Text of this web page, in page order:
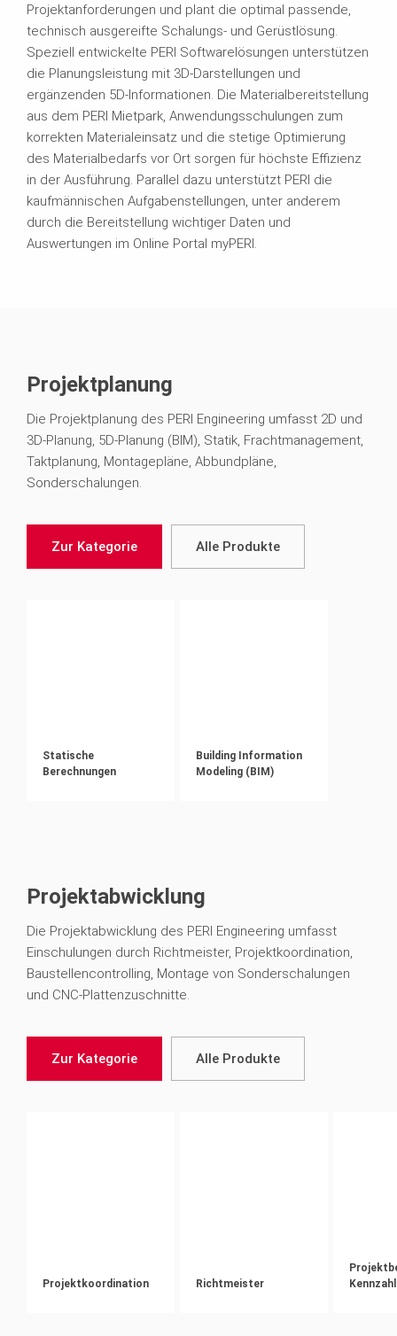
Projektanforderungen und plant die optimal passende,
technisch ausgereifte Schalungs- und Gerüstlösung.
Speziell entwickelte PERI Softwarelösungen unterstützen
die Planungsleistung mit 3D-Darstellungen und
ergänzenden 5D-Informationen. Die Materialbereitstellung
aus dem PERI Mietpark, Anwendungsschulungen zum
korrekten Materialeinsatz und die stetige Optimierung
des Materialbedarfs vor Ort sorgen für höchste Effizienz
in der Ausführung. Parallel dazu unterstützt PERI die
kaufmännischen Aufgabenstellungen, unter anderem
durch die Bereitstellung wichtiger Daten und
Auswertungen im Online Portal myPERI.
Projektplanung
Die Projektplanung des PERI Engineering umfasst 2D und
3D-Planung, 5D-Planung (BIM), Statik, Frachtmanagement,
Taktplanung, Montagepläne, Abbundpläne,
Sonderschalungen.
Zur Kategorie Alle Produkte
Statische
Berechnungen
Building Information
Modeling (BIM)
Projektabwicklung
Die Projektabwicklung des PERI Engineering umfasst
Einschulungen durch Richtmeister, Projektkoordination,
Baustellencontrolling, Montage von Sonderschalungen
und CNC-Plattenzuschnitte.
Zur Kategorie Alle Produkte
Projektkoordination Richtmeister